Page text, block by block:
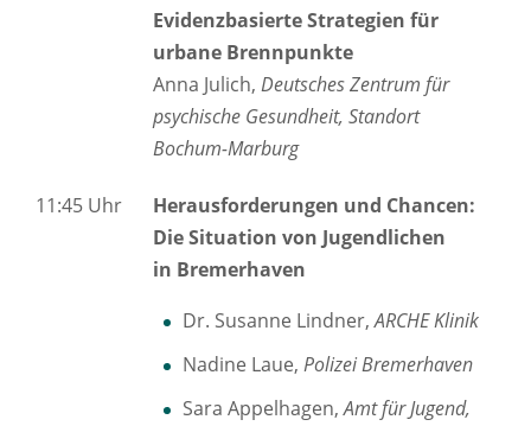
Evidenzbasierte Strategien für
urbane Brennpunkte
Anna Julich, Deutsches Zentrum für
psychische Gesundheit, Standort
Bochum-Marburg
11:45 Uhr
Herausforderungen und Chancen:
Die Situation von Jugendlichen
in Bremerhaven
Dr. Susanne Lindner,ARCHE Klinik
Nadine Laue, Polizei Bremerhaven
Sara Appelhagen,Amt für Jugend,